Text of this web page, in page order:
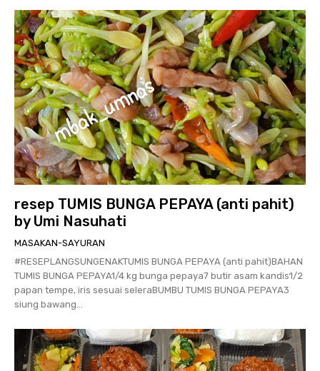
resep TUMIS BUNGA PEPAYA (anti pahit)
by Umi Nasuhati
MASAKAN-SAYURAN
#RESEPLANGSUNGENAKTUMIS BUNGA PEPAYA (anti pahit)BAHAN
TUMIS BUNGA PEPAYA1/4 kg bunga pepaya7 butir asam kandis1/2
papan tempe, iris sesuai seleraBUMBU TUMIS BUNGA PEPAYA3
siung bawang...